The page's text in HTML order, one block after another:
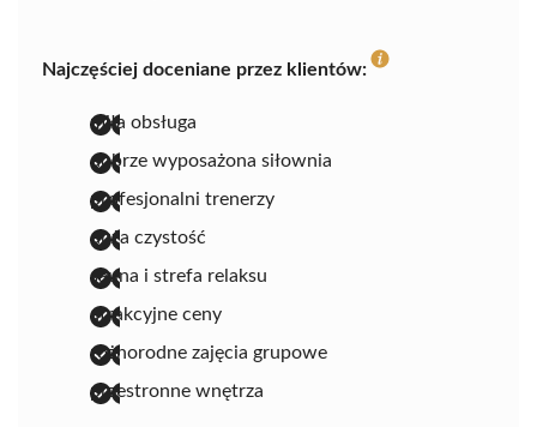
Najczęściej doceniane przez klientów:
miła obsługa
dobrze wyposażona siłownia
profesjonalni trenerzy
duża czystość
sauna i strefa relaksu
atrakcyjne ceny
różnorodne zajęcia grupowe
przestronne wnętrza